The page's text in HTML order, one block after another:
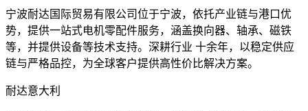
宁波耐达国际贸易有限公司位于宁波，依托产业链与港口优
势，提供一站式电机零配件服务，涵盖换向器、轴承、磁铁
等，并提供设备等技术支持。深耕行业 十余年，以稳定供应
链与严格品控，为全球客户提供高性价比解决方案。
耐达意大利